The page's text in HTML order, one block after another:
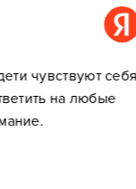
Лучший садик. Уже
персонал 100 из